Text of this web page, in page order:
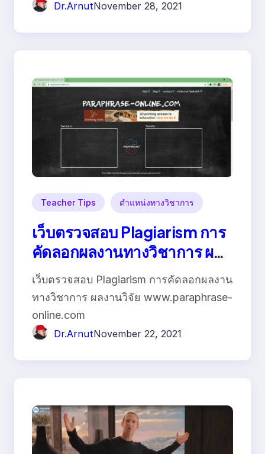
Dr.ArnutNovember 28, 2021
Teacher Tips ตำแหน่งทางวิชาการ
เว็บตรวจสอบ Plagiarism การ
คัดลอกผลงานทางวิชาการ ผล
งานวิจัย
เว็บตรวจสอบ Plagiarism การคัดลอกผลงาน
ทางวิชาการ ผลงานวิจัย www.paraphrase-
online.com
Dr.ArnutNovember 22, 2021